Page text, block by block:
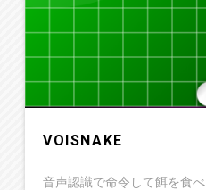
VOISNAKE
音声認識で命令して餌を食べ